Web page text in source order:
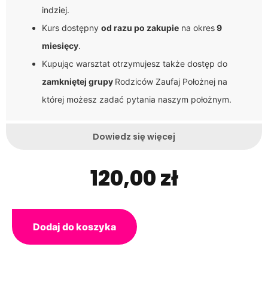
indziej.
Kurs dostępny od razu po zakupie na okres9
miesięcy.
Kupując warsztat otrzymujesz także dostęp do
zamkniętej grupy Rodziców Zaufaj Położnej na
której możesz zadać pytania naszym położnym.
Dowiedz się więcej
120,00zł
Dodaj do koszyka